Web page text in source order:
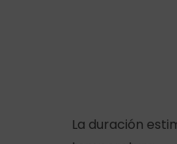
La duración